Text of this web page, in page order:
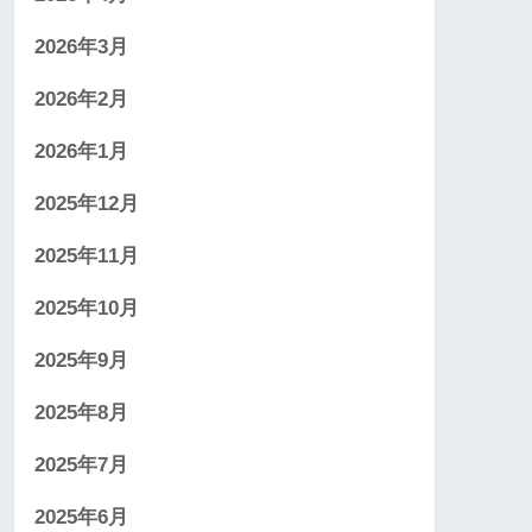
2026年3月
2026年2月
2026年1月
2025年12月
2025年11月
2025年10月
2025年9月
2025年8月
2025年7月
2025年6月